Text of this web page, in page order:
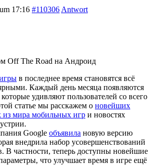
17:16 #110306 Antwort
Off The Road на Андроид
в последнее время становятся всё
Каждый день месяца появляются
которые удивляют пользователей со всего
статье мы расскажем о новейших
из мира мобильных игр и новостях
Google объявила новую версию
внедрила набор усовершенствований
В частности, теперь доступны новейшие
что улучшает время в игре ещё